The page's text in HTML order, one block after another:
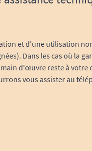
et d'une utilisation
Dans les cas où la
d'œuvre reste à votre
vous assister au